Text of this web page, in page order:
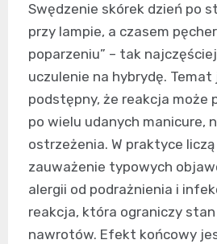
Swędzenie skórek dzień po
przy lampie, a czasem
poparzeniu” – tak
uczulenie na hybrydę.
podstępny, że reakcja może
po wielu udanych manicure,
ostrzeżenia. W praktyce
zauważenie typowych
alergii od podrażnienia i
reakcja, która ograniczy
nawrotów. Efekt końcowy